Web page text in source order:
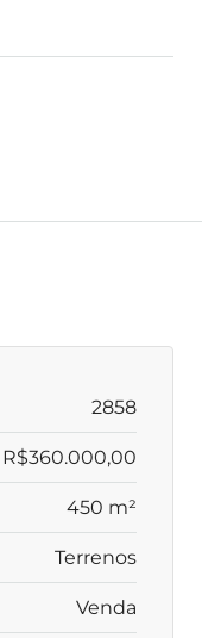
2858
R$360.000,00
450 m²
Terrenos
Venda